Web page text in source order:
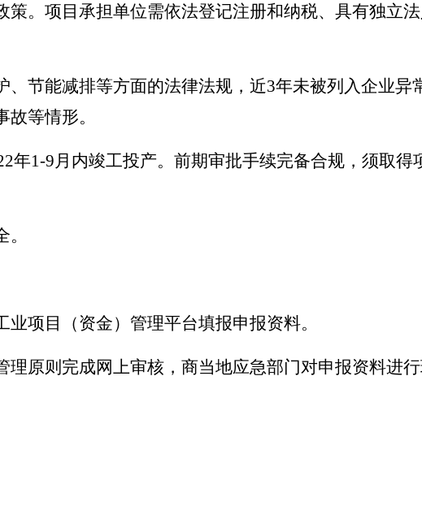
策。项目承担单位需依法登记注册和纳税、具有独立
、节能减排等方面的法律法规，近3年未被列入企业
等情形。
年1-9月内竣工投产。前期审批手续完备合规，须取
项目（资金）管理平台填报申报资料。
理原则完成网上审核，商当地应急部门对申报资料进